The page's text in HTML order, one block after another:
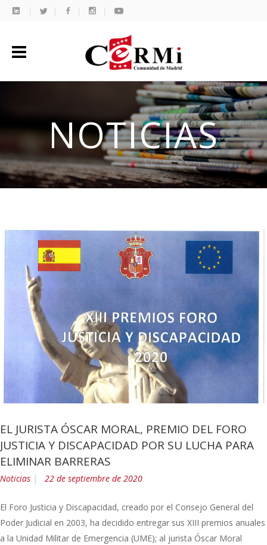
NOTICIAS
EL JURISTA ÓSCAR MORAL, PREMIO DEL FORO
JUSTICIA Y DISCAPACIDAD POR SU LUCHA PARA
ELIMINAR BARRERAS
Noticias 22 de septiembre de 2020
El Foro Justicia y Discapacidad, creado por el Consejo General del
Poder Judicial en 2003, ha decidido entregar sus XIII premios anuales
a la Unidad Militar de Emergencia (UME); al jurista Óscar Moral